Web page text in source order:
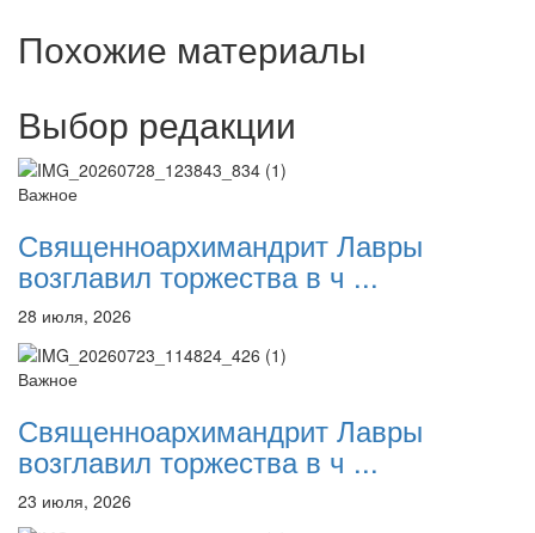
Похожие материалы
Выбор редакции
Важное
Священноархимандрит Лавры
возглавил торжества в ч ...
28 июля, 2026
Важное
Священноархимандрит Лавры
возглавил торжества в ч ...
23 июля, 2026